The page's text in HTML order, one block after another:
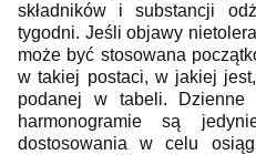
składników i substancji
tygodni. Jeśli objawy
może być stosowana
w takiej postaci, w jakiej
podanej w tabeli. Dzienne
harmonogramie są
dostosowania w celu